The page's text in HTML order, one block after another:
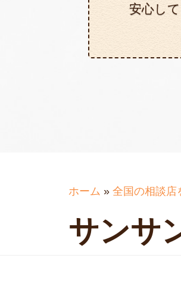
安心し
ホーム » 全国の相談店
サンサ